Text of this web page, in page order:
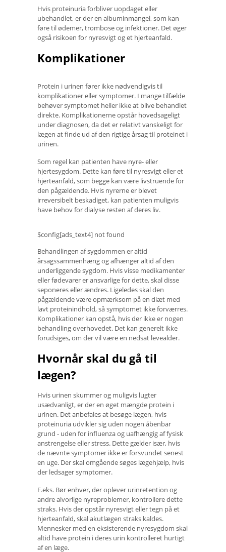
Hvis proteinuria forbliver uopdaget eller
ubehandlet, er der en albuminmangel, som kan
føre til ødemer, trombose og infektioner. Det øger
også risikoen for nyresvigt og et hjerteanfald.
Komplikationer
Protein i urinen fører ikke nødvendigvis til
komplikationer eller symptomer. I mange tilfælde
behøver symptomet heller ikke at blive behandlet
direkte. Komplikationerne opstår hovedsageligt
under diagnosen, da det er relativt vanskeligt for
lægen at finde ud af den rigtige årsag til proteinet i
urinen.
Som regel kan patienten have nyre- eller
hjertesygdom. Dette kan føre til nyresvigt eller et
hjerteanfald, som begge kan være livstruende for
den pågældende. Hvis nyrerne er blevet
irreversibelt beskadiget, kan patienten muligvis
have behov for dialyse resten af ​​deres liv.
$config[ads_text4] not found
Behandlingen af ​​sygdommen er altid
årsagssammenhæng og afhænger altid af den
underliggende sygdom. Hvis visse medikamenter
eller fødevarer er ansvarlige for dette, skal disse
seponeres eller ændres. Ligeledes skal den
pågældende være opmærksom på en diæt med
lavt proteinindhold, så symptomet ikke forværres.
Komplikationer kan opstå, hvis der ikke er nogen
behandling overhovedet. Det kan generelt ikke
forudsiges, om der vil være en nedsat levealder.
Hvornår skal du gå til
lægen?
Hvis urinen skummer og muligvis lugter
usædvanligt, er der en øget mængde protein i
urinen. Det anbefales at besøge lægen, hvis
proteinuria udvikler sig uden nogen åbenbar
grund - uden for influenza og uafhængig af fysisk
anstrengelse eller stress. Dette gælder især, hvis
de nævnte symptomer ikke er forsvundet senest
en uge. Der skal omgående søges lægehjælp, hvis
der ledsager symptomer.
F.eks. Bør enhver, der oplever urinretention og
andre alvorlige nyreproblemer, kontrollere dette
straks. Hvis der opstår nyresvigt eller tegn på et
hjerteanfald, skal akutlægen straks kaldes.
Mennesker med en eksisterende nyresygdom skal
altid have protein i deres urin kontrolleret hurtigt
af en læge.